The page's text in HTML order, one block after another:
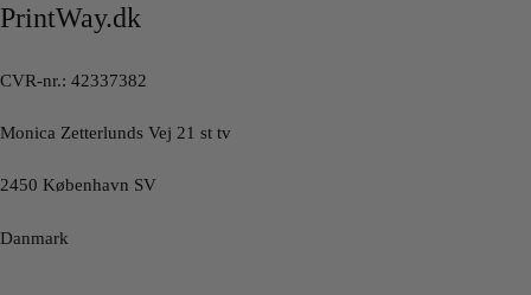
PrintWay.dk
CVR-nr.: 42337382
Monica Zetterlunds Vej 21 st tv
2450 København SV
Danmark